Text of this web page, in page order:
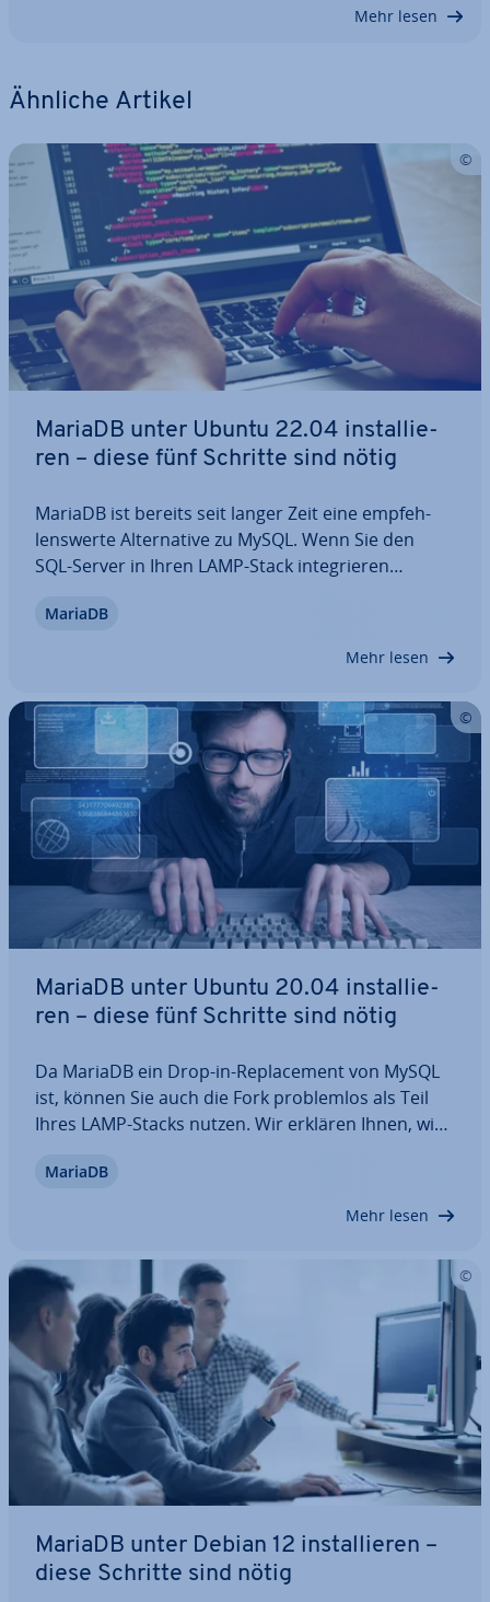
Mehr lesen
Ähnliche Artikel
MariaDB unter Ubuntu 22.04 in­stal­lie­
ren – diese fünf Schritte sind nötig
MariaDB ist bereits seit langer Zeit eine emp­feh­
lens­wer­te Al­ter­na­ti­ve zu MySQL. Wenn Sie den
SQL-Server in Ihren LAMP-Stack in­te­grie­ren
diesem Guide erklären wir Ihnen, wie Sie MariaDB
MariaDB
Mehr lesen
MariaDB unter Ubuntu 20.04 in­stal­lie­
ren – diese fünf Schritte sind nötig
Da MariaDB ein Drop-in-Re­pla­ce­ment von MySQL
ist, können Sie auch die Fork pro­blem­los als Teil
Ihres LAMP-Stacks nutzen. Wir erklären Ihnen, wie
welche Kon­fi­gu­ra­tio­nen und Si­cher­heits­maß­nah­
MariaDB
Mehr lesen
MariaDB unter Debian 12 in­stal­lie­ren –
diese Schritte sind nötig